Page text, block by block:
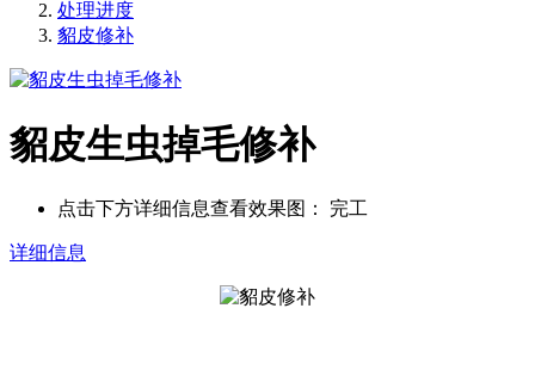
处理进度
貂皮修补
貂皮生虫掉毛修补
点击下方详细信息查看效果图： 完工
详细信息